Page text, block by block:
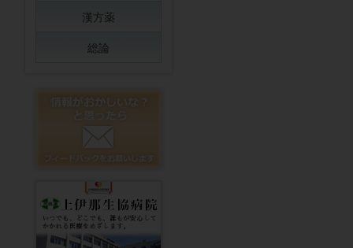
漢方薬
総論